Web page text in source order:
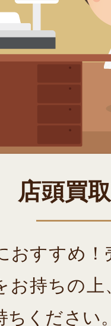
店頭買
おすすめ！
お持ちの
ちください